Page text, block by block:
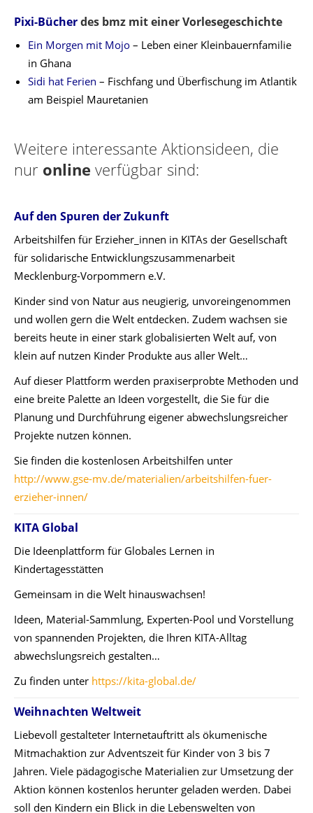
Pixi-Bücherdes bmz mit einer Vorlesegeschichte
Ein Morgen mit Mojo – Leben einer Kleinbauernfamilie
in Ghana
Sidi hat Ferien – Fischfang und Überfischung im Atlantik
am Beispiel Mauretanien
Weitere interessante Aktionsideen, die
nur online verfügbar sind:
Auf den Spuren der Zukunft
Arbeitshilfen für Erzieher_innen in KITAs der Gesellschaft
für solidarische Entwicklungszusammenarbeit
Mecklenburg-Vorpommern e.V.
Kinder sind von Natur aus neugierig, unvoreingenommen
und wollen gern die Welt entdecken. Zudem wachsen sie
bereits heute in einer stark globalisierten Welt auf, von
klein auf nutzen Kinder Produkte aus aller Welt…
Auf dieser Plattform werden praxiserprobte Methoden und
eine breite Palette an Ideen vorgestellt, die Sie für die
Planung und Durchführung eigener abwechslungsreicher
Projekte nutzen können.
Sie finden die kostenlosen Arbeitshilfen unter
http://www.gse-mv.de/materialien/arbeitshilfen-fuer-
erzieher-innen/
KITA Global
Die Ideenplattform für Globales Lernen in
Kindertagesstätten
Gemeinsam in die Welt hinauswachsen!
Ideen, Material-Sammlung, Experten-Pool und Vorstellung
von spannenden Projekten, die Ihren KITA-Alltag
abwechslungsreich gestalten…
Zu finden unter https://kita-global.de/
Weihnachten Weltweit
Liebevoll gestalteter Internetauftritt als ökumenische
Mitmachaktion zur Adventszeit für Kinder von 3 bis 7
Jahren. Viele pädagogische Materialien zur Umsetzung der
Aktion können kostenlos herunter geladen werden. Dabei
soll den Kindern ein Blick in die Lebenswelten von